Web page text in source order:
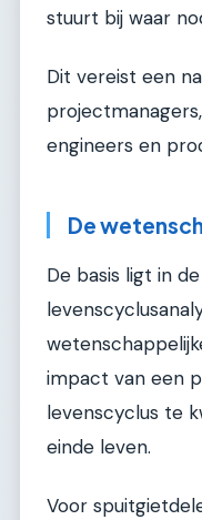
stuurt bij waar
Dit vereist een
engineers en
De
De basis ligt in
impact van een
levenscyclus te
einde leven.
Voor